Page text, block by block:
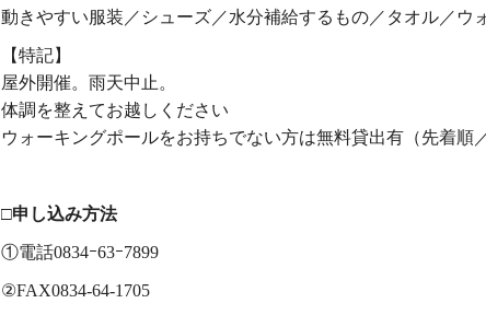
動きやすい服装／シューズ／水分補給するもの／タオル／ウ
【特記】
屋外開催。雨天中止。
体調を整えてお越しください
ウォーキングポールをお持ちでない方は無料貸出有（先着順
□申し込み方法
①電話0834ｰ63ｰ7899
②FAX0834-64-1705